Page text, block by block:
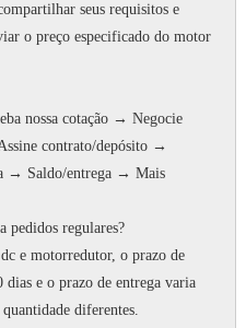
seus requisitos e
o preço especificado do motor
nossa cotação → Negocie
contrato/depósito →
→ Saldo/entrega → Mais
pedidos regulares?
e motorredutor, o prazo de
dias e o prazo de entrega varia
diferentes.